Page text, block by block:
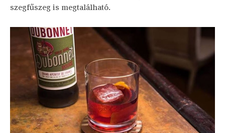
szegfűszeg is megtalálható.